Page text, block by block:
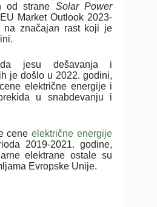
od strane Solar Power
Market Outlook 2023-
na značajan rast koji je
jesu dešavanja i
je došlo u 2022. godini,
električne energije i
u snabdevanju i
ceneelektrične energije
2019-2021. godine,
elektrane ostale su
Evropske Unije.